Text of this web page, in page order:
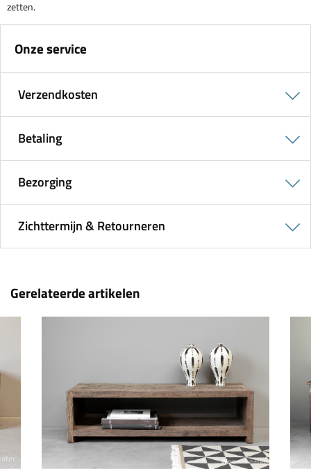
zetten.
Onze service
Verzendkosten
Betaling
Bezorging
Zichttermijn & Retourneren
Gerelateerde artikelen